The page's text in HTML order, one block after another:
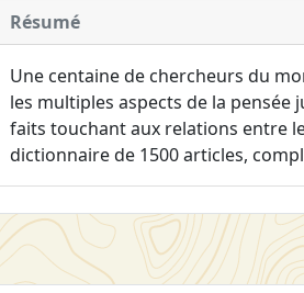
Résumé
Une centaine de chercheurs du
les multiples aspects de la pensée
faits touchant aux relations entre
dictionnaire de 1500 articles,